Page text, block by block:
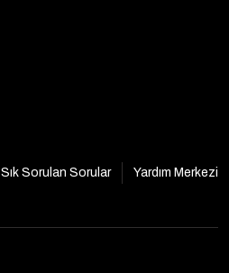
Sık Sorulan Sorular
Yardım Merkezi